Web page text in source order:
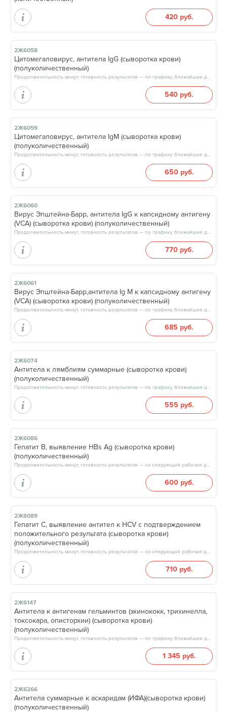
420 руб.
2Ж6058
Цитомегаловирус, антитела IgG (сыворотка крови)
(полуколичественный)
Продолжительность минут, готовность результатов — по графику, ближайшие даты: 15.08.26, 22.08.26, 29.08.26, 05.09.26, результат через 3 рабочих дня, после 17:00
540 руб.
2Ж6059
Цитомегаловирус, антитела IgM (сыворотка крови)
(полуколичественный)
Продолжительность минут, готовность результатов — по графику, ближайшие даты: 15.08.26, 22.08.26, 29.08.26, 05.09.26, результат через 3 рабочих дня, после 17:00
650 руб.
2Ж6060
Вирус Эпштейна-Барр, антитела IgG к капсидному антигену
(VCA) (сыворотка крови) (полуколичественный)
Продолжительность минут, готовность результатов — по графику, ближайшие даты: 10.08.26, 13.08.26, 17.08.26, 20.08.26, результат через 3 рабочих дня, после 13:00
770 руб.
2Ж6061
Вирус Эпштейна-Барр,антитела Ig М к капсидному антигену
(VCA) (сыворотка крови) (полуколичественный)
Продолжительность минут, готовность результатов — по графику, ближайшие даты: 10.08.26, 13.08.26, 17.08.26, 20.08.26, результат через 3 рабочих дня, после 13:00
685 руб.
2Ж6074
Антитела к лямблиям cуммарные (сыворотка крови)
(полуколичественный)
Продолжительность минут, готовность результатов — по графику, ближайшие даты: 11.08.26, 13.08.26, 15.08.26, 18.08.26, результат через 3 рабочих дня, после 13:00
555 руб.
2Ж6086
Гепатит В, выявление HBs Ag (сыворотка крови)
(полуколичественный)
Продолжительность минут, готовность результатов — на следующий рабочий день, после 17:00
600 руб.
2Ж6089
Гепатит C, выявление антител к HCV с подтверждением
положительного результата (сыворотка крови)
(полуколичественный)
Продолжительность минут, готовность результатов — на следующий рабочий день, после 17:00
710 руб.
2Ж6147
Антитела к антигенам гельминтов (эхинококк, трихинелла,
токсокара, описторхии) (сыворотка крови)
(полуколичественный)
Продолжительность минут, готовность результатов — по графику, ближайшие даты: 11.08.26, 13.08.26, 15.08.26, 18.08.26, результат через 3 рабочих дня, после 13:00
1 345 руб.
2Ж6266
Антитела суммарные к аскаридам (ИФА)(сыворотка крови)
(полуколичественный)